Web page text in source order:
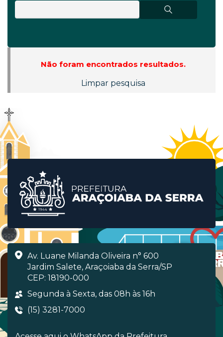
Não foram encontrados resultados.
Limpar pesquisa
Av. Luane Milanda Oliveira n° 600
Jardim Salete, Araçoiaba da Serra/SP
CEP: 18190-000
Segunda à Sexta, das 08h às 16h
(15) 3281-7000